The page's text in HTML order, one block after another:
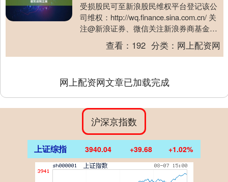
受损股民可至新浪股民维权平台登记该公
司维权：http://wq.finance.sina.com.cn/ 关
注@新浪证券、微信关注新浪券商基金、
百度搜索新浪股民....
查看： 192 分类： 网上配资网
网上配资网文章已加载完成
沪深京指数
上证综指 3940.04 +39.68 +1.02%